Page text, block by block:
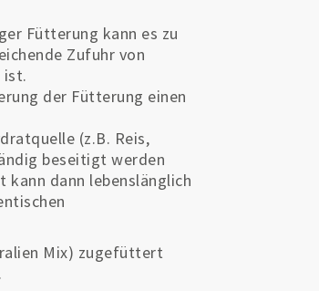
Fütterung kann es zu
Zufuhr von
ist.
der Fütterung einen
(z.B. Reis,
beseitigt werden
dann lebenslänglich
Mix) zugefüttert